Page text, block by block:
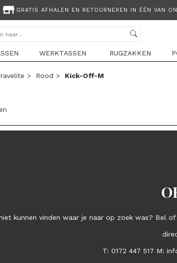
GRATIS AFHALEN EN RETOURNEREN IN ÉÉN VAN
WERKTASSEN RUGZAKKEN
> Rood > Kick-Off-M
kunnen vinden waar je naar op zoek was? Bel
T: 0172 447 517 M: